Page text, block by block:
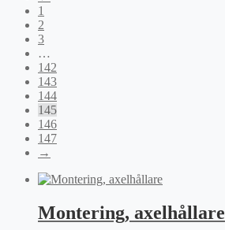
1
2
3
…
142
143
144
145
146
147
→
Montering, axelhållare